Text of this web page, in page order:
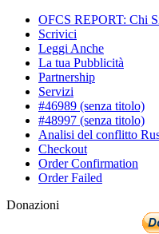
OFCS REPORT: Chi
Scrivici
Leggi Anche
La tua Pubblicità
Partnership
Servizi
#46989 (senza titolo)
#48997 (senza titolo)
Analisi del conflitto
Checkout
Order Confirmation
Order Failed
Donazioni